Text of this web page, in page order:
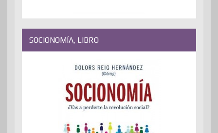
SOCIONOMÍA, LIBRO